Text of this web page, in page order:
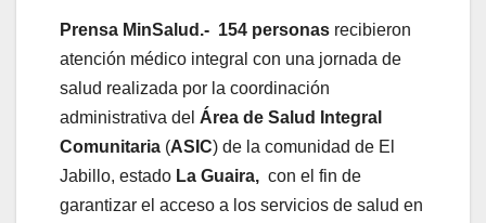
Prensa MinSalud.- 154 personas recibieron
atención médico integral con una jornada de
salud realizada por la coordinación
administrativa del Área de Salud Integral
Comunitaria (ASIC) de la comunidad de El
Jabillo, estado La Guaira, con el fin de
garantizar el acceso a los servicios de salud en